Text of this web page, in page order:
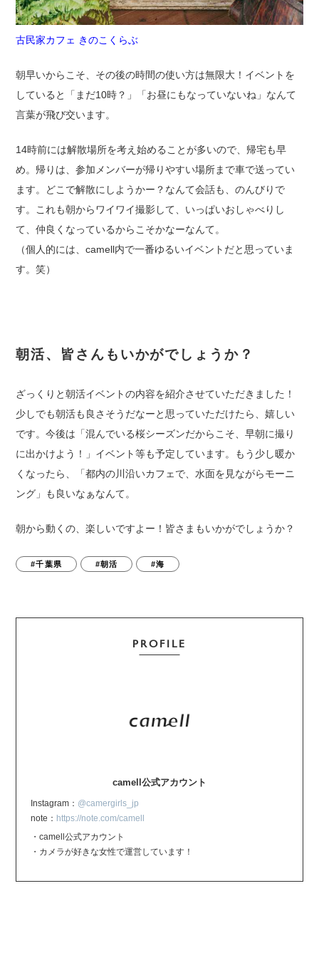
古民家カフェ きのこくらぶ
朝早いからこそ、その後の時間の使い方は無限大！イベントを
していると「まだ10時？」「お昼にもなっていないね」なんて
言葉が飛び交います。
14時前には解散場所を考え始めることが多いので、帰宅も早
め。帰りは、参加メンバーが帰りやすい場所まで車で送ってい
ます。どこで解散にしようかー？なんて会話も、のんびりで
す。これも朝からワイワイ撮影して、いっぱいおしゃべりし
て、仲良くなっているからこそかなーなんて。
（個人的には、camell内で一番ゆるいイベントだと思っていま
す。笑）
朝活、皆さんもいかがでしょうか？
ざっくりと朝活イベントの内容を紹介させていただきました！
少しでも朝活も良さそうだなーと思っていただけたら、嬉しい
です。今後は「混んでいる桜シーズンだからこそ、早朝に撮り
に出かけよう！」イベント等も予定しています。もう少し暖か
くなったら、「都内の川沿いカフェで、水面を見ながらモーニ
ング」も良いなぁなんて。
朝から動くの、楽しいですよー！皆さまもいかがでしょうか？
#千葉県 #朝活 #海
PROFILE
camell公式アカウント
Instagram： @camergirls_jp
note： https://note.com/camell
・camell公式アカウント
・カメラが好きな女性で運営しています！